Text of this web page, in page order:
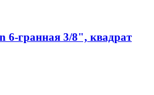
6-гранная 3/8", квадрат